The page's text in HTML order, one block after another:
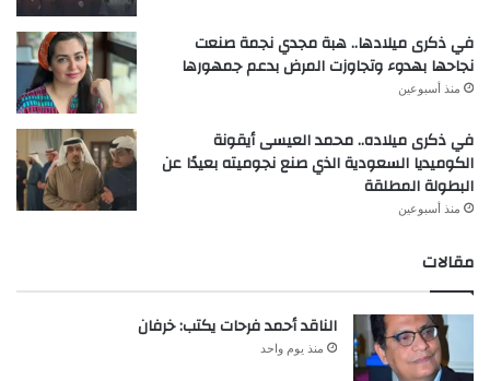
في ذكرى ميلادها.. هبة مجدي نجمة صنعت
نجاحها بهدوء وتجاوزت المرض بدعم جمهورها
منذ أسبوعين
في ذكرى ميلاده.. محمد العيسى أيقونة
الكوميديا السعودية الذي صنع نجوميته بعيدًا عن
البطولة المطلقة
منذ أسبوعين
مقالات
الناقد أحمد فرحات يكتب: خرفان
منذ يوم واحد